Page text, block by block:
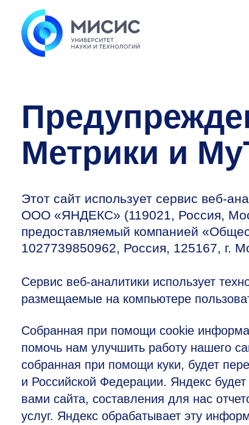
Метрики и
Этот сайт использует сервис веб-
ООО «ЯНДЕКС» (119021, Россия,
предоставляемый компанией
1027739850962, Россия, 125167, г.
Сервис веб-аналитики использует
размещаемые на компьютере
Собранная при помощи cookie
помочь нам улучшить работу нашего
собранная при помощи куки, будет
и Российской Федерации. Яндекс
вами сайта, составления для нас
услуг. Яндекс обрабатывает эту